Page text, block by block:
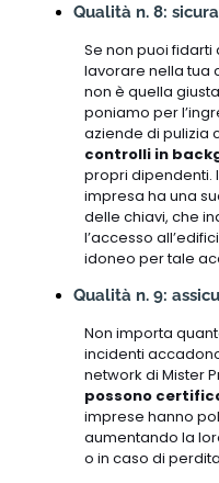
Qualità n. 8:
Se non puoi fidarti
lavorare nella tua
non è quella
poniamo per
aziende di pulizia
controlli in
propri dipendenti.
impresa ha una
delle chiavi, che
l’accesso
idoneo per tale
Qualità n. 9:
Non importa
incidenti
network di Mister
possono
imprese hanno
aumentando la
o in caso di